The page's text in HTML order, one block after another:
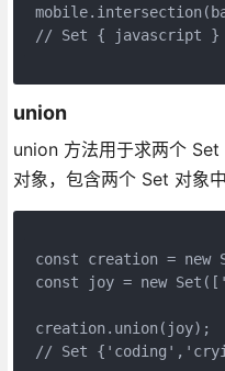
// Set { javascript }
union
union 方法用于求两个
对象，包含两个 Set 对象
const creation =
const joy = new
creation.union(joy);
// Set